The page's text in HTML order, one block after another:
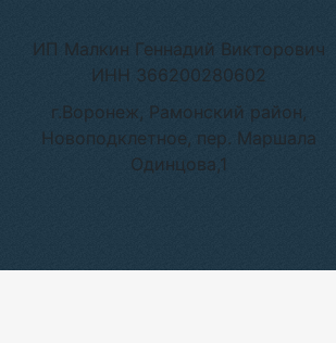
ИП Малкин Геннадий Викторович
ИНН 366200280602
г.Воронеж, Рамонский район,
Новоподклетное, пер. Маршала
Одинцова,1